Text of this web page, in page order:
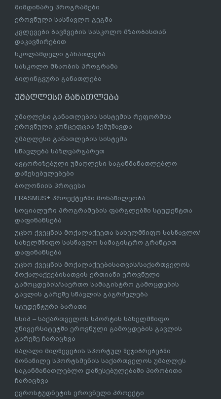
მიმდინარე პროგრამები
ეროვნული სასწავლო გეგმა
კვლევები ბავშვების სასკოლო მზაობასთან
დაკავშირებით
სკოლამდელი განათლება
სასკოლო მზაობის პროგრამა
ბილინგვური განათლება
უმაღლესი განათლება
უმაღლესი განათლების სისტემის რეფორმის
ეროვნული კონცეფცია შემუშავდა
უმაღლესი განათლების სისტემა
სწავლება საზღვარგარეთ
ავტორიზებული უმაღლესი საგანმანათლებლო
დაწესებულებები
ბოლონიის პროცესი
ERASMUS+ პროექტებში მონაწილეობა
სოციალური პროგრამების ფარგლებში სტუდენტთა
დაფინანსება
უცხო ქვეყნის მოქალაქეეთა სახელმწიფო სასწავლო/
სახელმწიფო სასწავლო სამაგისტრო გრანტით
დაფინანსება
უცხო ქვეყნის მოქალაქეებისათვის/საქართველოს
მოქალაქეებისათვის ერთიანი ეროვნული
გამოცდების/საერთო სამაგისტრო გამოცდების
გავლის გარეშე სწავლის გაგრძელება
სტუდენტური ბარათი
სსიპ – საქართველოს სპორტის სახელმწიფო
უნივერსიტეტში ეროვნული გამოცდების გავლის
გარეშე ჩარიცხვა
მაღალი მიღწევების სპორტულ შეჯიბრებებში
მონაწილე სპორტსმენის საქართველოს უმაღლეს
საგანმანათლებლო დაწესებულებაში პირობითი
ჩარიცხვა
ევროსტუდნეტის ეროვნული პროექტი